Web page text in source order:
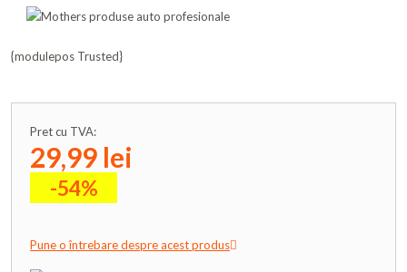
{modulepos Trusted}
Pret cu TVA:
29,99 lei
-54%
Pune o întrebare despre acest produs